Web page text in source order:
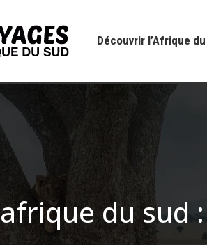
Découvrir l’Afrique du
du sud